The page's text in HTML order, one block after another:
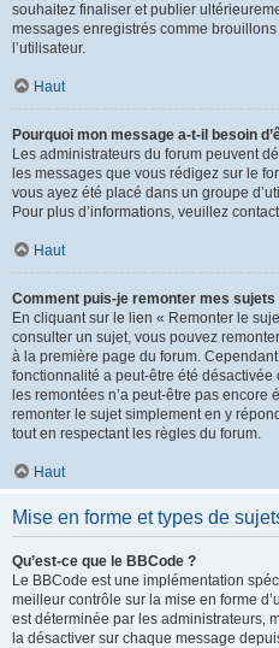
souhaitez finaliser et publier
messages enregistrés comme
l’utilisateur.
Haut
Pourquoi mon message a-t-il besoin
Les administrateurs du forum peuvent
les messages que vous rédigez sur le
vous ayez été placé dans un groupe
Pour plus d’informations, veuillez
Haut
Comment puis-je remonter mes sujets
En cliquant sur le lien « Remonter le
consulter un sujet, vous pouvez
à la première page du forum.
fonctionnalité a peut-être été désactivée
les remontées n’a peut-être pas
remonter le sujet simplement en y
tout en respectant les règles du forum.
Haut
Mise en forme et types de
Qu’est-ce que le BBCode ?
Le BBCode est une implémentation
meilleur contrôle sur la mise en forme
est déterminée par les administrateurs,
la désactiver sur chaque message